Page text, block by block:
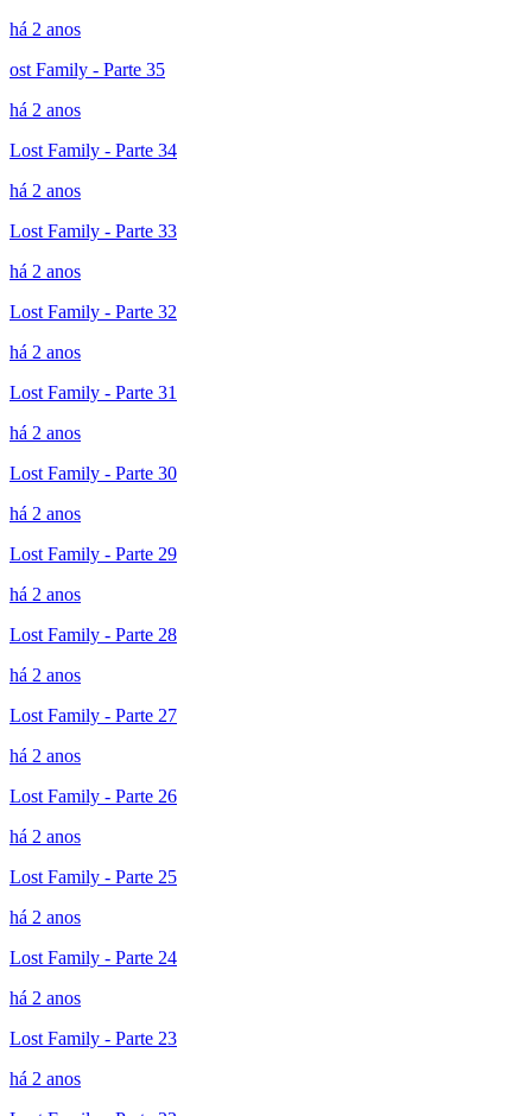
há 2 anos
ost Family - Parte 35
há 2 anos
Lost Family - Parte 34
há 2 anos
Lost Family - Parte 33
há 2 anos
Lost Family - Parte 32
há 2 anos
Lost Family - Parte 31
há 2 anos
Lost Family - Parte 30
há 2 anos
Lost Family - Parte 29
há 2 anos
Lost Family - Parte 28
há 2 anos
Lost Family - Parte 27
há 2 anos
Lost Family - Parte 26
há 2 anos
Lost Family - Parte 25
há 2 anos
Lost Family - Parte 24
há 2 anos
Lost Family - Parte 23
há 2 anos